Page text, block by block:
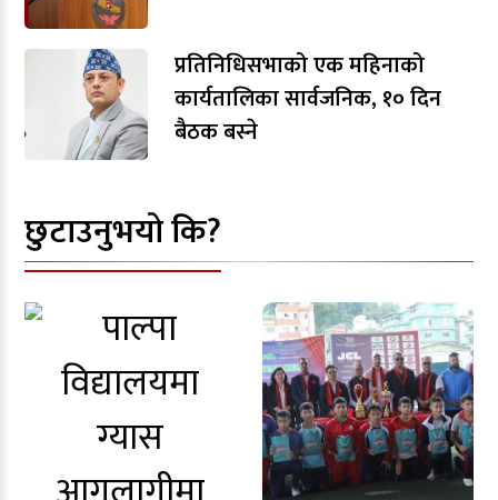
प्रतिनिधिसभाको एक महिनाको
कार्यतालिका सार्वजनिक, १० दिन
बैठक बस्ने
छुटाउनुभयो कि?